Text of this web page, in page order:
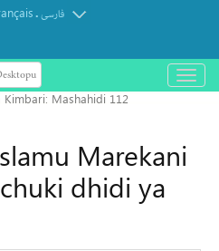
.فارسی
باز
و
Marekani
dhidi ya